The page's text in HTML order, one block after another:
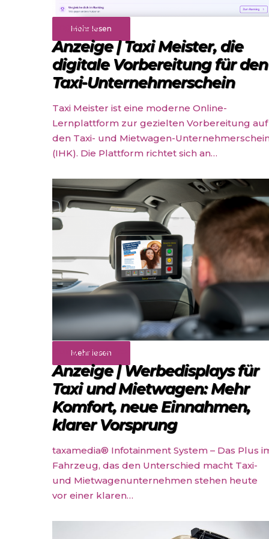
Mehr lesen
Angebote
Anzeige | Taxi Meister, die
digitale Vorbereitung für den
Taxi-Unternehmerschein
Taxi Meister ist eine moderne Online-
Lernplattform zur gezielten Vorbereitung auf
den Taxi- und Mietwagen-
(IHK). Die Plattform richtet sich an…
Mehr lesen
Rund ums Auto
Anzeige | Werbedisplays für
Taxi und Mietwagen: Mehr
Komfort, neue Einnahmen,
klarer Vorsprung
taxamedia® Infotainment System – Das Plus
Fahrzeug, das den Unterschied macht Taxi-
und Mietwagenunternehmen stehen heute
vor einer klaren…